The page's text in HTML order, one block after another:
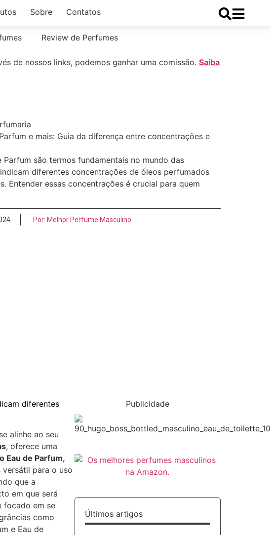
Sobre Contatos
Review de Perfumes
de nossos links, podemos ganhar uma comissão. Saiba
e mais: Guia da diferença entre concentrações e
Parfum são termos fundamentais no mundo das
diferentes concentrações de óleos perfumados
Entender essas concentrações é crucial para quem
Por: Melhor Perfume Masculino
diferentes
alinhe ao seu
, oferece uma
Eau de Parfum,
versátil para o uso
que a
em que será
focado em se
como
e Eau de
Publicidade
Últimos artigos